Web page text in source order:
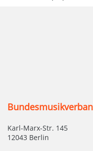
Karl-Marx-Str. 145
12043 Berlin